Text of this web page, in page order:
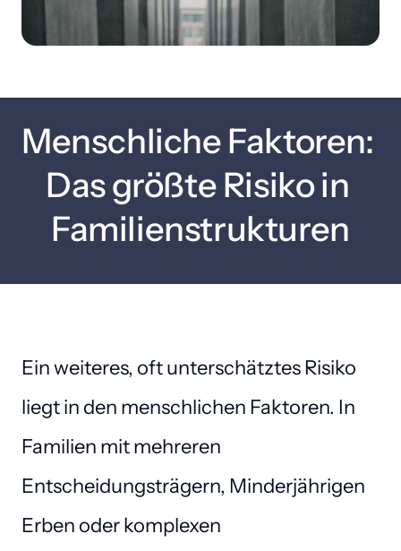
Menschliche Faktoren:
Das größte Risiko in
Familienstrukturen
Ein weiteres, oft unterschätztes Risiko
liegt in den menschlichen Faktoren. In
Familien mit mehreren
Entscheidungsträgern, Minderjährigen
Erben oder komplexen